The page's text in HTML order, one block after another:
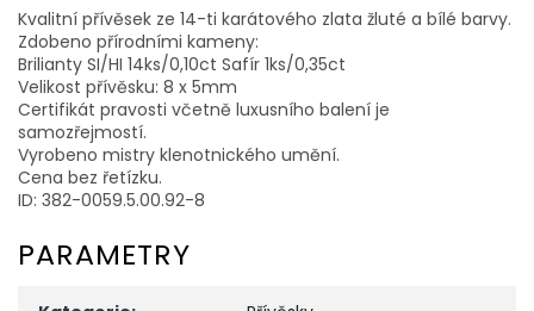
Kvalitní přívěsek ze 14-ti karátového zlata žluté a bílé barvy.
Zdobeno přírodními kameny:
Brilianty SI/HI 14ks/0,10ct Safír 1ks/0,35ct
Velikost přívěsku: 8 x 5mm
Certifikát pravosti včetně luxusního balení je
samozřejmostí.
Vyrobeno mistry klenotnického umění.
Cena bez řetízku.
ID: 382-0059.5.00.92-8
PARAMETRY